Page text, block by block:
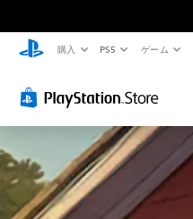
購入 PS5 ゲーム